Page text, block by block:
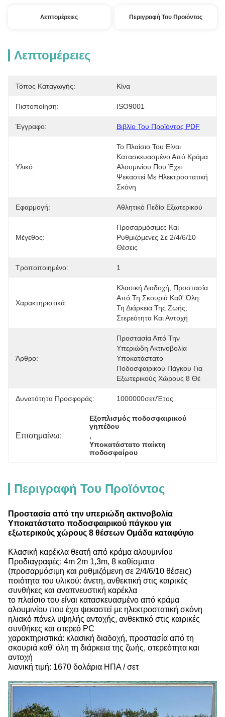
Λεπτομέρειες Περιγραφή Του Προϊόντος
Λεπτομέρειες
Τόπος Καταγωγής: Κίνα
Πιστοποίηση: ISO9001
Έγγραφο: Βιβλίο Του Προϊόντος PDF
Υλικό:
Το Πλαίσιο Του Είναι
Κατασκευασμένο Από Κράμα
Αλουμινίου Που Έχει
Ψεκαστεί Με Ηλεκτροστατική
Σκόνη
Εφαρμογή: Αθλητικό Πεδίο Εξωτερικού
Μέγεθος:
Προσαρμόσιμες Και
Ρυθμιζόμενες Σε 2/4/6/10
Θέσεις
Τροποποιημένο: 1
Χαρακτηριστικά:
Κλασική Διαδοχή, Προστασία
Από Τη Σκουριά Καθ' Όλη
Τη Διάρκεια Της Ζωής,
Στερεότητα Και Αντοχή
Άρθρο:
Προστασία Από Την
Υπεριώδη Ακτινοβολία
Υποκατάστατο
Ποδοσφαιρικού Πάγκου Για
Εξωτερικούς Χώρους 8 Θέ
Δυνατότητα Προσφοράς: 1000000σετ/έτος
Επισημαίνω:
Εξοπλισμός ποδοσφαιρικού
γηπέδου
,
Υποκατάστατο παίκτη
ποδοσφαίρου
Περιγραφή Του Προϊόντος
Προστασία από την υπεριώδη ακτινοβολία
Υποκατάστατο ποδοσφαιρικού πάγκου για
εξωτερικούς χώρους 8 θέσεων Ομάδα καταφύγιο
Κλασική καρέκλα θεατή από κράμα αλουμινίου
Προδιαγραφές: 4m 2m 1,3m, 8 καθίσματα
(προσαρμόσιμη και ρυθμιζόμενη σε 2/4/6/10 θέσεις)
ποιότητα του υλικού: άνετη, ανθεκτική στις καιρικές
συνθήκες και αναπνευστική καρέκλα
το πλαίσιο του είναι κατασκευασμένο από κράμα
αλουμινίου που έχει ψεκαστεί με ηλεκτροστατική σκόνη
ηλιακό πάνελ υψηλής αντοχής, ανθεκτικό στις καιρικές
συνθήκες και στερεό PC
χαρακτηριστικά: κλασική διαδοχή, προστασία από τη
σκουριά καθ' όλη τη διάρκεια της ζωής, στερεότητα και
αντοχή
λιανική τιμή: 1670 δολάρια ΗΠΑ / σετ